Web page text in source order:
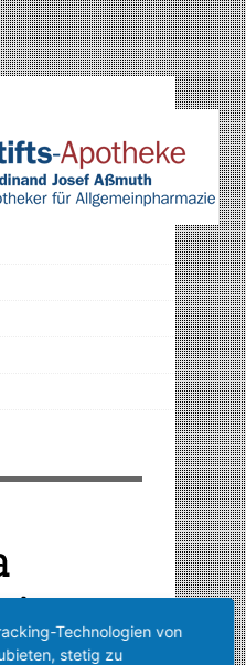
Technologien von
stetig zu